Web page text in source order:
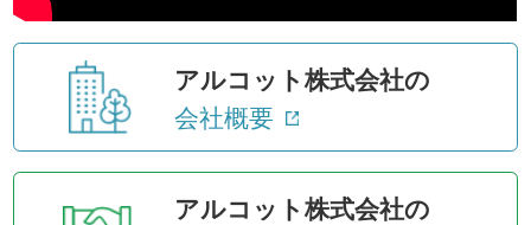
アルコット株式会社の
会社概要
アルコット株式会社の